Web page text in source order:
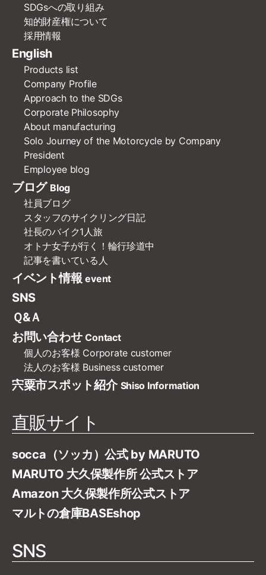
SDGsへの取り組み
知的財産権について
採用情報
English
Products list
Company Profile
Approach to the SDGs
Corporate Philosophy
About manufacturing
Solo Journey of the Motorcycle by Company
President
Employee blog
ブログ Blog
社員ブログ
スタッフのサイクリング日記
社長のバイク1人旅
オトナ女子が行く！輪行珍道中
記事を書いている人
イベント情報 event
SNS
Ｑ&Ａ
お問い合わせ Contact
個人のお客様 Corporate customer
法人のお客様 Business customer
宍粟市スポット紹介 Shiso Information
直販サイト
socca（ソッカ）公式 by MARUTO
MARUTO 大久保製作所 公式ストア
Amazon 大久保製作所公式ストア
マルトの倉庫BASEshop
SNS